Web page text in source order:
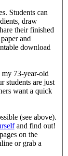
Students can
draw
their finished
and
download
my 73-year-old
students are just
want a quick
(see above).
and find out!
on the
or grab a